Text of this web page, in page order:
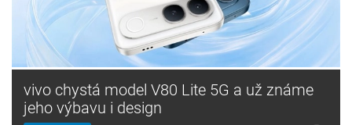
vivo chystá model V80 Lite 5G a už známe
jeho výbavu i design